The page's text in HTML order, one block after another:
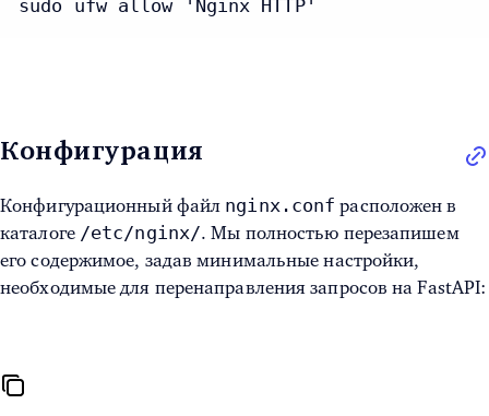
sudo ufw allow 'Nginx HTTP'
Конфигурация
Конфигурационный файл nginx.conf расположен в
каталоге /etc/nginx/. Мы полностью перезапишем
его содержимое, задав минимальные настройки,
необходимые для перенаправления запросов на FastAPI: